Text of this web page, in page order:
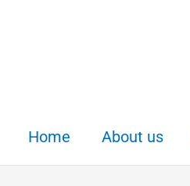
Home About us